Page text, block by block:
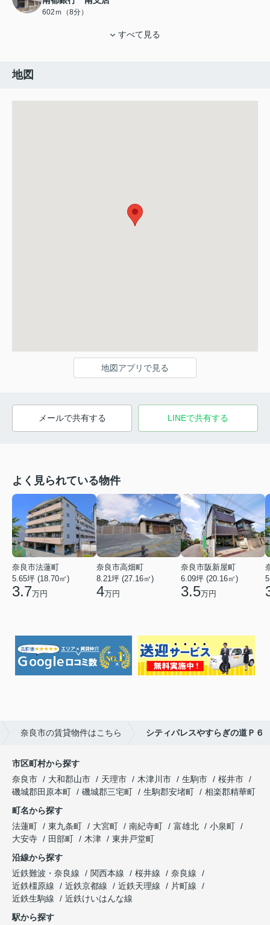
602ｍ（8分）
すべて見る
地図
地図アプリで見る
メールで共有する LINEで共有する
よく見られている物件
奈良市法蓮町
5.65坪 (18.70㎡)
3.7万円
奈良市高畑町
8.21坪 (27.16㎡)
4万円
奈良市阪新屋町
6.09坪 (20.16㎡)
3.5万円
奈良市の賃貸物件はこちら シティパレスやすらぎの道Ｐ６
市区町村から探す
奈良市
大和郡山市 天理市 木津川市 生駒市
桜井市
磯城郡田原本町
磯城郡三宅町 生駒郡安堵町
相楽郡精華町
町名から探す
法蓮町
東九条町 大宮町 南紀寺町 富雄北
小泉町
大安寺
田部町 木津
東井戸堂町
沿線から探す
近鉄難波・奈良線
関西本線 桜井線
奈良線
近鉄橿原線
近鉄京都線 近鉄天理線
片町線
近鉄生駒線
近鉄けいはんな線
駅から探す